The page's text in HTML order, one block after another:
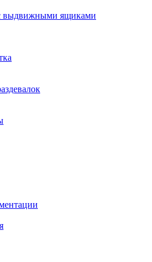
выдвижными ящиками